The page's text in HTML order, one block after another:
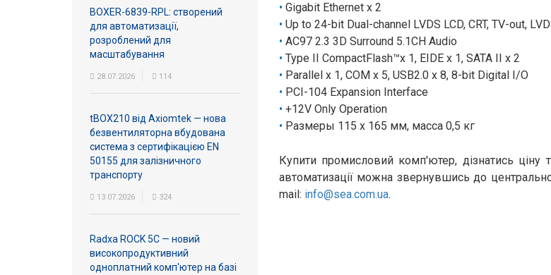
Gigabit Ethernet x 2
Up to 24-bit Dual-channel LVDS LCD, CRT, TV-out,
AC97 2.3 3D Surround 5.1CH Audio
Type II CompactFlash™x 1, EIDE x 1, SATA II x 2
Parallel x 1, COM x 5, USB2.0 x 8, 8-bit Digital I/O
PCI-104 Expansion Interface
+12V Only Operation
Размеры 115 x 165 мм, масса 0,5 кг
Купити промисловий комп'ютер, дізнатись
автоматизації можна звернувшись до
mail: info@sea.com.ua.
BOXER-6839-RPL: створений
для автоматизації,
розроблений для
масштабування
28.07.2026 114
tBOX210 від Axiomtek — нова
безвентиляторна вбудована
система з сертифікацією EN
50155 для залізничного
транспорту
13.07.2026 324
Radxa ROCK 5C — новий
високопродуктивний
одноплатний комп'ютер на базі